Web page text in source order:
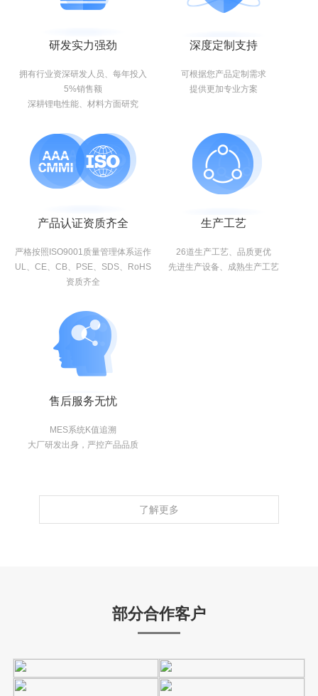
研发实力强劲
拥有行业资深研发人员、每年投入
5%销售额
深耕锂电性能、材料方面研究
深度定制支持
可根据您产品定制需求
提供更加专业方案
产品认证资质齐全
严格按照ISO9001质量管理体系运作
UL、CE、CB、PSE、SDS、RoHS
资质齐全
生产工艺
26道生产工艺、品质更优
先进生产设备、成熟生产工艺
售后服务无忧
MES系统K值追溯
大厂研发出身，严控产品品质
了解更多
部分合作客户